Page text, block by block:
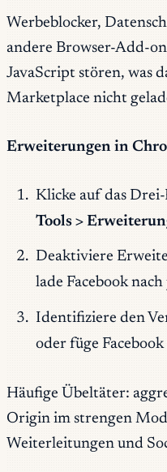
Werbeblocker,
andere Browser-Add-
JavaScript stören, was
Marketplace nicht
Erweiterungen in
Klicke auf das
Tools >
Deaktiviere
lade Facebook
Identifiziere den
oder füge
Häufige Übeltäter:
Origin im strengen
Weiterleitungen und